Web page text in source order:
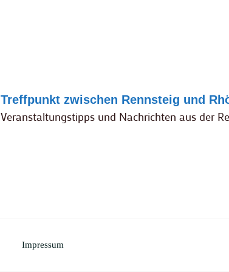
Treffpunkt zwischen Rennsteig und
Veranstaltungstipps und Nachrichten aus der
Impressum